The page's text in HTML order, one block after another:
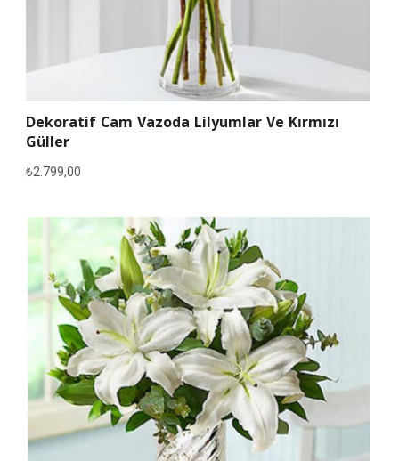
Dekoratif Cam Vazoda Lilyumlar Ve Kırmızı
Güller
₺2.799,00